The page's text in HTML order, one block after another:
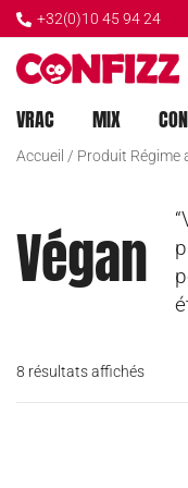
+32(0)10 45 94 24
CONFIZZ
VRAC MIX
Accueil / Produit Régime
Végan
8 résultats affichés